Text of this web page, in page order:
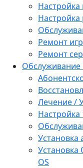
Настройка
Настройка
Ремонт
Ремонт
Лечение /
Настройка
Установка
OS